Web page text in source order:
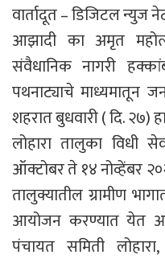
वार्तादूत – डिजिटल न्युज
आझादी का अमृत
संवैधानिक नागरी
पथनाट्याचे माध्यमातून
शहरात बुधवारी ( दि. २७)
लोहारा तालुका विधी
ऑक्टोबर ते १४ नोव्हेंबर
तालुक्यातील ग्रामीण
आयोजन करण्यात येत
पंचायत समिती